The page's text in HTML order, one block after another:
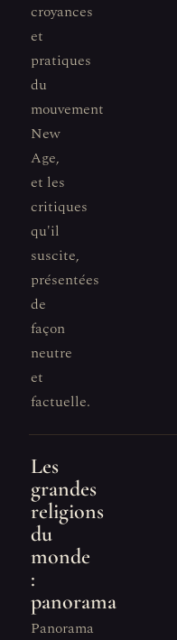
croyances
et
pratiques
du
mouvement
New
Age,
et les
critiques
qu'il
suscite,
présentées
de
façon
neutre
et
factuelle.
Les
grandes
religions
du
monde
:
panorama
Panorama